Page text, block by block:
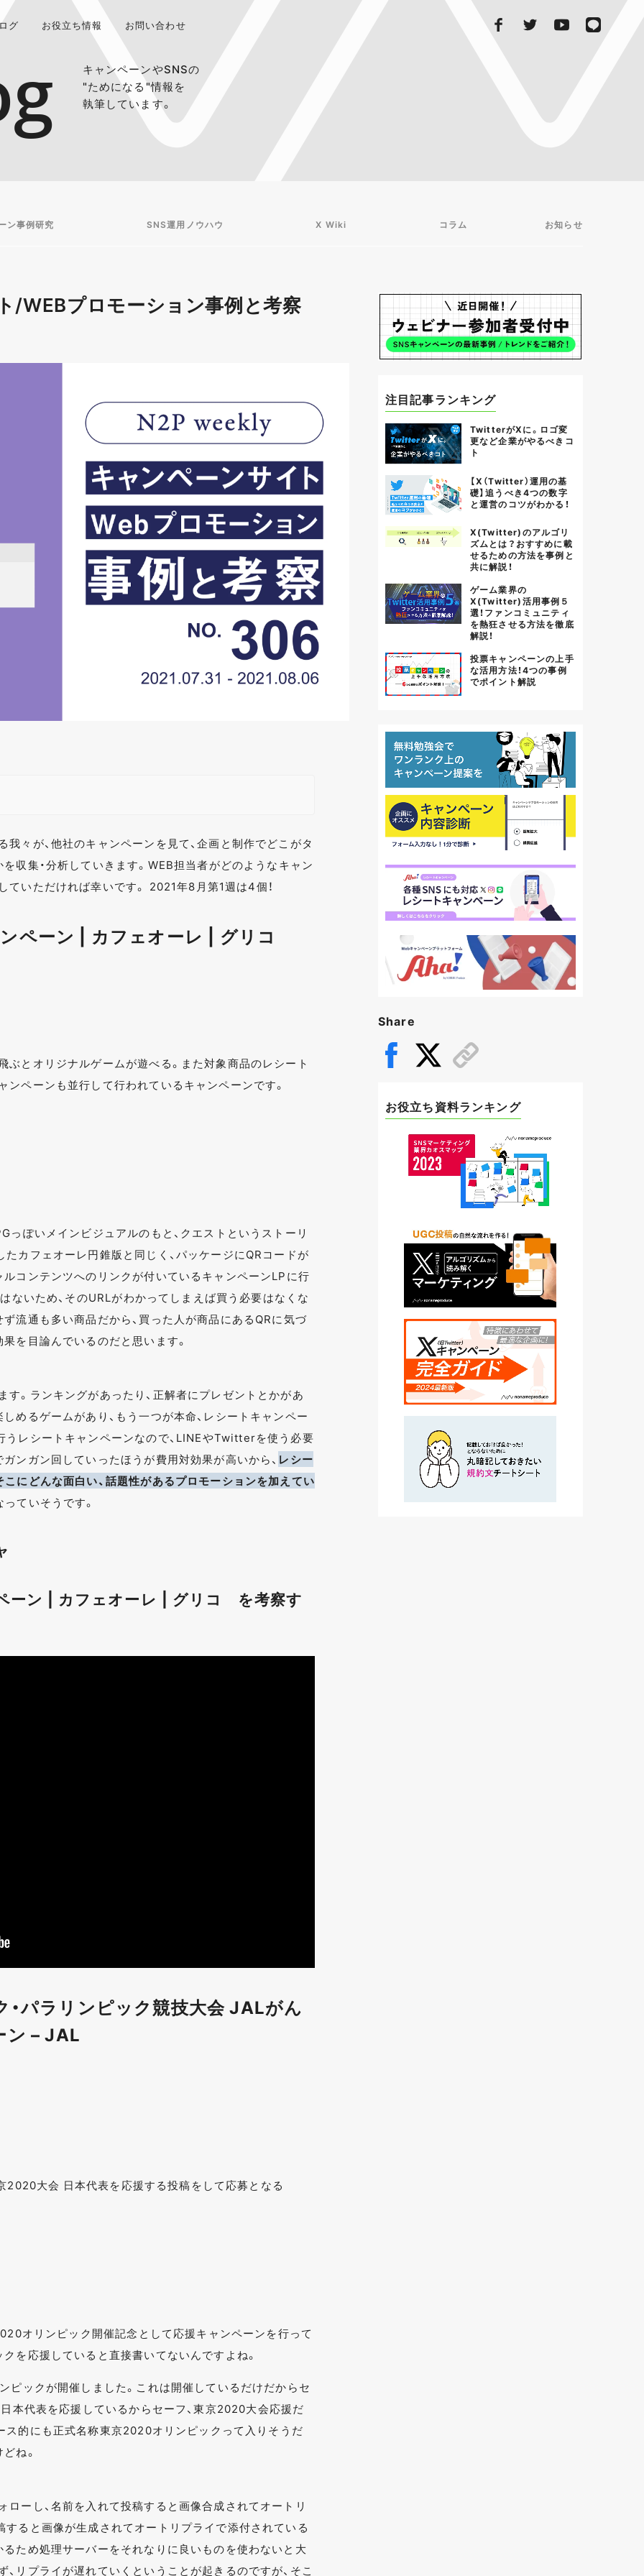
グ お役立ち情報 お問い合わせ
キャンペーンやSNSの
"ためになる"情報を
執筆しています。
ン事例研究 SNS運用ノウハウ X Wiki コラム お知らせ
/WEBプロモーション事例と考察
々が、他社のキャンペーンを見て、企画と制作でどこがタ
収集・分析していきます。WEB担当者がどのようなキャン
いただければ幸いです。 2021年8月第1週は4個！
ペーン | カフェオーレ | グリコ
ぶとオリジナルゲームが遊べる。また対象商品のレシート
ペーンも並行して行われているキャンペーンです。
っぽいメインビジュアルのもと、クエストというストーリ
カフェオーレ円錐版と同じく、パッケージにQRコードが
ルコンテンツへのリンクが付いているキャンペーンLPに行
ないため、そのURLがわかってしまえば買う必要はなくな
流通も多い商品だから、買った人が商品にあるQRに気づ
を目論んでいるのだと思います。
。ランキングがあったり、正解者にプレゼントとかがあ
めるゲームがあり、もう一つが本命、レシートキャンペー
うレシートキャンペーンなので、LINEやTwitterを使う必要
ンガン回していったほうが費用対効果が高いから、 レシー
にどんな面白い、話題性があるプロモーションを加えてい
っていそうです。
ーン | カフェオーレ | グリコ を考察す
パラリンピック競技大会 JALがん
ン – JAL
大会 日本代表を応援する投稿をして応募となる
オリンピック開催記念として応援キャンペーンを行って
を応援していると直接書いてないんですよね。
ピックが開催しました。これは開催しているだけだからセ
本代表を応援しているからセーフ、東京2020大会応援だ
ス的にも正式名称東京2020オリンピックって入りそうだ
ね。
ーし、名前を入れて投稿すると画像合成されてオートリ
すると画像が生成されてオートリプライで添付されている
るため処理サーバーをそれなりに良いものを使わないと大
リプライが遅れていくということが起きるのですが、そこ
注目記事ランキング
TwitterがXに。ロゴ変
更など企業がやるべきコ
ト
【X（Twitter）運用の基
礎】追うべき4つの数字
と運営のコツがわかる！
X(Twitter)のアルゴリ
ズムとは？おすすめに載
せるための方法を事例と
共に解説！
ゲーム業界の
X(Twitter)活用事例５
選！ファンコミュニティ
を熱狂させる方法を徹底
解説！
投票キャンペーンの上手
な活用方法！4つの事例
でポイント解説
Share
お役立ち資料ランキング